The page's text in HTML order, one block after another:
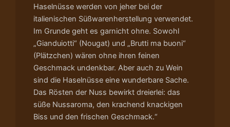
Haselnüsse werden von jeher bei der
italienischen Süßwarenherstellung verwendet.
Im Grunde geht es garnicht ohne. Sowohl
„Gianduiotti“ (Nougat) und „Brutti ma buoni“
(Plätzchen) wären ohne ihren feinen
Geschmack undenkbar. Aber auch zu Wein
sind die Haselnüsse eine wunderbare Sache.
Das Rösten der Nuss bewirkt dreierlei: das
süße Nussaroma, den krachend knackigen
Biss und den frischen Geschmack.“